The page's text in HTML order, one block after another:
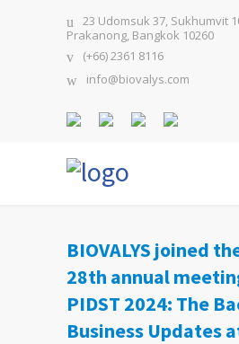
23 Udomsuk 37, Sukhumvit
Prakanong, Bangkok 10260
(+66) 2361 8116
info@biovalys.com
BIOVALYS joined
28th annual
PIDST 2024: The
Business Updates